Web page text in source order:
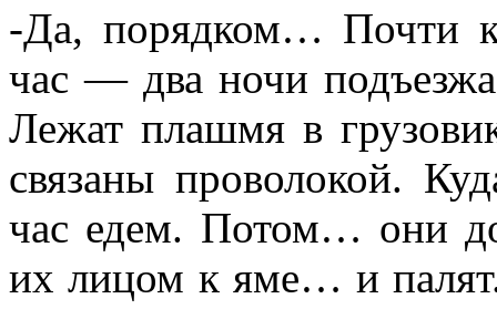
-Да, порядком… Почти
час — два ночи
Лежат плашмя в
связаны проволокой.
час едем. Потом… они
их лицом к яме… и